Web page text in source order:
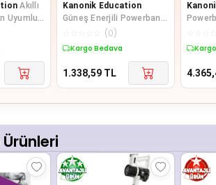
Akıllı
Uyumlu
Kanonik Education
Güneş Enerjili Powerbank
Dijital Göstergeli
Taşınabilir Güç Kayna
(0)
Kargo Bedava
1.338,59 TL
Girişi
Ürünleri